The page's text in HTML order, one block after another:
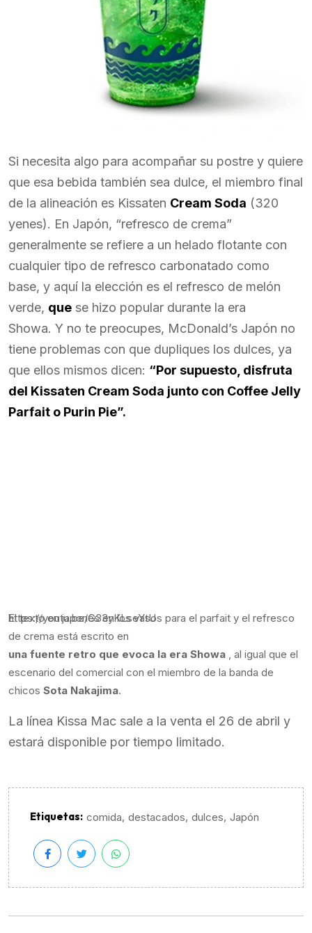
Si necesita algo para acompañar su postre y quiere
que esa bebida también sea dulce, el miembro final
de la alineación es Kissaten Cream Soda (320
yenes). En Japón, “refresco de crema”
generalmente se refiere a un helado flotante con
cualquier tipo de refresco carbonatado como
base, y aquí la elección es el refresco de melón
verde, que se hizo popular durante la era
Showa. Y no te preocupes, McDonald’s Japón no
tiene problemas con que dupliques los dulces, ya
que ellos mismos dicen: “Por supuesto, disfruta
del Kissaten Cream Soda junto con Coffee Jelly
Parfait o Purin Pie”.
https://youtu.be/G33yKLseYtU
El texto en japonés en los vasos para el parfait y el refresco
de crema está escrito en
una fuente retro que evoca la era Showa , al igual que el
escenario del comercial con el miembro de la banda de
chicos Sota Nakajima.
La línea Kissa Mac sale a la venta el 26 de abril y
estará disponible por tiempo limitado.
Etiquetas: comida, destacados, dulces, Japón